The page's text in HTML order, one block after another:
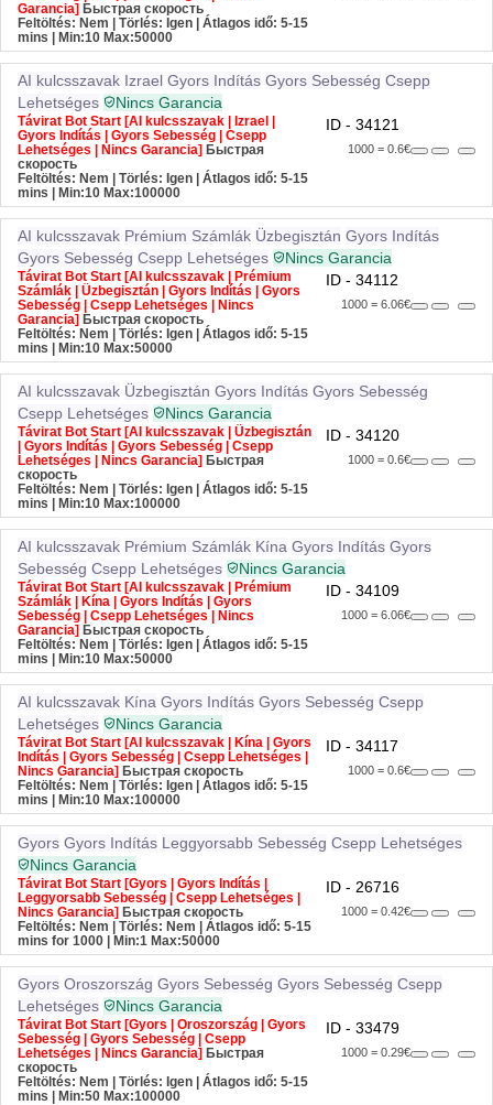
Garancia] Быстрая скорость
Feltöltés: Nem | Törlés: Igen | Átlagos idő: 5-15
mins
| Min:10 Max:50000
AI kulcsszavak Izrael Gyors Indítás Gyors Sebesség Csepp
Lehetséges
Nincs Garancia
Távirat Bot Start [AI kulcsszavak | Izrael |
Gyors Indítás | Gyors Sebesség | Csepp
Lehetséges | Nincs Garancia] Быстрая
скорость
Feltöltés: Nem | Törlés: Igen | Átlagos idő: 5-15
mins
| Min:10 Max:100000
ID - 34121
1000 = 0.6€
AI kulcsszavak Prémium Számlák Üzbegisztán Gyors Indítás
Gyors Sebesség Csepp Lehetséges Nincs Garancia
Távirat Bot Start [AI kulcsszavak | Prémium
Számlák | Üzbegisztán | Gyors Indítás | Gyors
Sebesség | Csepp Lehetséges | Nincs
Garancia] Быстрая скорость
Feltöltés: Nem | Törlés: Igen | Átlagos idő: 5-15
mins
| Min:10 Max:50000
ID - 34112
1000 = 6.06€
AI kulcsszavak Üzbegisztán Gyors Indítás Gyors Sebesség
Csepp Lehetséges
Nincs Garancia
Távirat Bot Start [AI kulcsszavak | Üzbegisztán
| Gyors Indítás | Gyors Sebesség | Csepp
Lehetséges | Nincs Garancia] Быстрая
скорость
Feltöltés: Nem | Törlés: Igen | Átlagos idő: 5-15
mins
| Min:10 Max:100000
ID - 34120
1000 = 0.6€
AI kulcsszavak Prémium Számlák Kína Gyors Indítás Gyors
Sebesség Csepp Lehetséges Nincs Garancia
Távirat Bot Start [AI kulcsszavak | Prémium
Számlák | Kína | Gyors Indítás | Gyors
Sebesség | Csepp Lehetséges | Nincs
Garancia] Быстрая скорость
Feltöltés: Nem | Törlés: Igen | Átlagos idő: 5-15
mins
| Min:10 Max:50000
ID - 34109
1000 = 6.06€
AI kulcsszavak Kína Gyors Indítás Gyors Sebesség Csepp
Lehetséges
Nincs Garancia
Távirat Bot Start [AI kulcsszavak | Kína | Gyors
Indítás | Gyors Sebesség | Csepp Lehetséges |
Nincs Garancia] Быстрая скорость
Feltöltés: Nem | Törlés: Igen | Átlagos idő: 5-15
mins
| Min:10 Max:100000
ID - 34117
1000 = 0.6€
Gyors Gyors Indítás Leggyorsabb Sebesség Csepp Lehetséges
Nincs Garancia
Távirat Bot Start [Gyors | Gyors Indítás |
Leggyorsabb Sebesség | Csepp Lehetséges |
Nincs Garancia] Быстрая скорость
Feltöltés: Nem | Törlés: Nem | Átlagos idő: 5-15
mins for 1000
| Min:1 Max:50000
ID - 26716
1000 = 0.42€
Gyors Oroszország Gyors Sebesség Gyors Sebesség Csepp
Lehetséges
Nincs Garancia
Távirat Bot Start [Gyors | Oroszország | Gyors
Sebesség | Gyors Sebesség | Csepp
Lehetséges | Nincs Garancia] Быстрая
скорость
Feltöltés: Nem | Törlés: Igen | Átlagos idő: 5-15
mins
| Min:50 Max:100000
ID - 33479
1000 = 0.29€